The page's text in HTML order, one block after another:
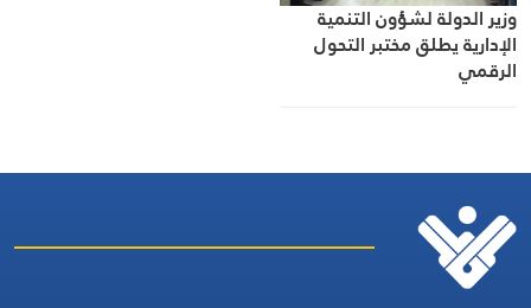
وزير الدولة لشؤون التنمية
الإدارية يطلق مختبر التحول
الرقمي